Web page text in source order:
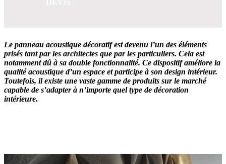
Le panneau acoustique décoratif est devenu l’un des éléments
prisés tant par les architectes que par les particuliers. Cela est
notamment dû à sa double fonctionnalité. Ce dispositif améliore la
qualité acoustique d’un espace et participe à son design intérieur.
Toutefois, il existe une vaste gamme de produits sur le marché
capable de s’adapter à n’importe quel type de décoration
intérieure.